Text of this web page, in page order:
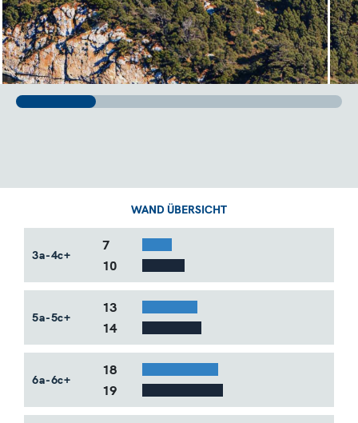
WAND ÜBERSICHT
3a-4c+
7
10
5a-5c+
13
14
6a-6c+
18
19